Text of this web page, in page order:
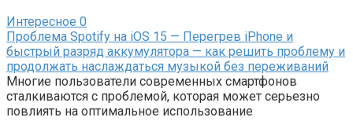
Интересное 0
Проблема Spotify на iOS 15 — Перегрев iPhone и
быстрый разряд аккумулятора — как решить проблему и
продолжать наслаждаться музыкой без переживаний
Многие пользователи современных смартфонов
сталкиваются с проблемой, которая может серьезно
повлиять на оптимальное использование